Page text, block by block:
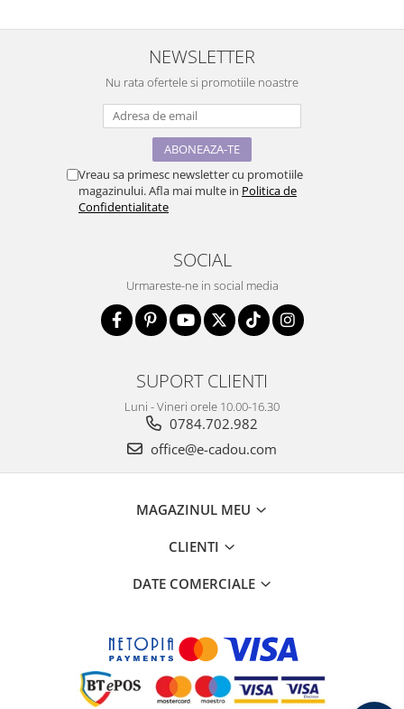
NEWSLETTER
Nu rata ofertele si promotiile noastre
Vreau sa primesc newsletter cu promotiile
magazinului. Afla mai multe in Politica de
Confidentialitate
SOCIAL
Urmareste-ne in social media
SUPORT CLIENTI
Luni - Vineri orele 10.00-16.30
0784.702.982
office@e-cadou.com
MAGAZINUL MEU
CLIENTI
DATE COMERCIALE